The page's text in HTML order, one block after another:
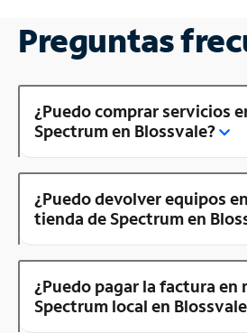
Preguntas
¿Puedo comprar servicios
Spectrum en Blossvale?
¿Puedo devolver equipos
tienda de Spectrum en
¿Puedo pagar la factura en
Spectrum local en